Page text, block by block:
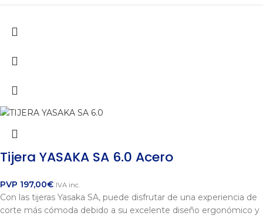
Tijera YASAKA SA 6.0 Acero
PVP 197,00€ IVA inc.
Con las tijeras Yasaka SA, puede disfrutar de una experiencia de
corte más cómoda debido a su excelente diseño ergonómico y